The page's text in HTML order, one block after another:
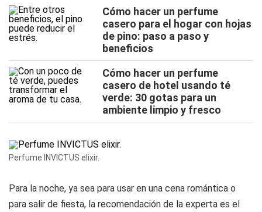
Cómo hacer un perfume
casero para el hogar con hojas
de pino: paso a paso y
beneficios
Cómo hacer un perfume
casero de hotel usando té
verde: 30 gotas para un
ambiente limpio y fresco
Perfume INVICTUS elixir.
Para la noche, ya sea para usar en una cena romántica o
para salir de fiesta, la recomendación de la experta es el